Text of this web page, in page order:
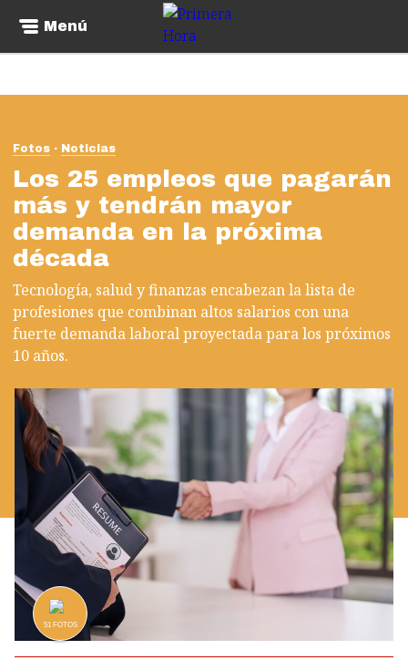
Menú
Fotos Noticias
Los 25 empleos que pagarán
más y tendrán mayor
demanda en la próxima
década
Tecnología, salud y finanzas encabezan la lista de
profesiones que combinan altos salarios con una
fuerte demanda laboral proyectada para los próximos
10 años.
51FOTOS